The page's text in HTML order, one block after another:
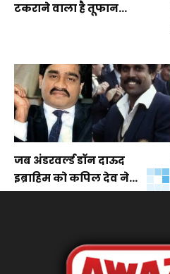
टकराने वाला है तूफान...
जब अंडरवर्ल्ड डॉन दाऊद
इब्राहिम को कपिल देव ने...